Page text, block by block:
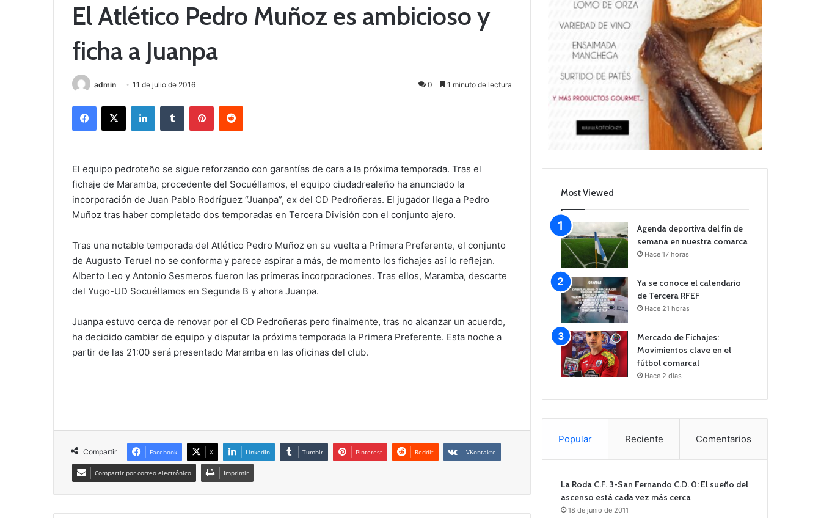
El Atlético Pedro Muñoz es ambicioso y
ficha a Juanpa
admin 11 de julio de 2016 0 1 minuto de lectura
El equipo pedroteño se sigue reforzando con garantías de cara a la próxima temporada. Tras el
fichaje de Maramba, procedente del Socuéllamos, el equipo ciudadrealeño ha anunciado la
incorporación de Juan Pablo Rodríguez “Juanpa”, ex del CD Pedroñeras. El jugador llega a Pedro
Muñoz tras haber completado dos temporadas en Tercera División con el conjunto ajero.
Tras una notable temporada del Atlético Pedro Muñoz en su vuelta a Primera Preferente, el conjunto
de Augusto Teruel no se conforma y parece aspirar a más, de momento los fichajes así lo reflejan.
Alberto Leo y Antonio Sesmeros fueron las primeras incorporaciones. Tras ellos, Maramba, descarte
del Yugo-UD Socuéllamos en Segunda B y ahora Juanpa.
Juanpa estuvo cerca de renovar por el CD Pedroñeras pero finalmente, tras no alcanzar un acuerdo,
ha decidido cambiar de equipo y disputar la próxima temporada la Primera Preferente. Esta noche a
partir de las 21:00 será presentado Maramba en las oficinas del club.
Compartir Facebook X LinkedIn Tumblr Pinterest Reddit VKontakte
Compartir por correo electrónico Imprimir
Most Viewed
Agenda deportiva del fin de
semana en nuestra comarca
Hace 17 horas
Ya se conoce el calendario
de Tercera RFEF
Hace 21 horas
Mercado de Fichajes:
Movimientos clave en el
fútbol comarcal
Hace 2 días
Popular Reciente Comentarios
La Roda C.F. 3-San Fernando C.D. 0: El sueño del
ascenso está cada vez más cerca
18 de junio de 2011